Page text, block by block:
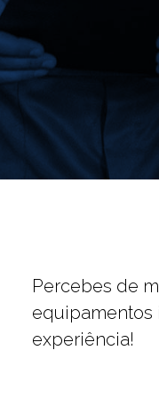
Percebes de
equipamentos
experiência!